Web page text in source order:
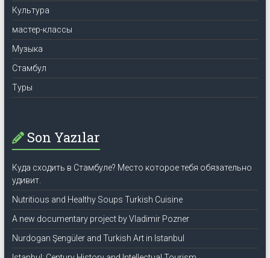
Культура
мастер-классы
Музыка
Стамбул
Туры
Son Yazılar
Куда сходить в Стамбуле? Место которое тебя обязательно
удивит.
Nutritious and Healthy Soups Turkish Cuisine
A new documentary project by Vladimir Pozner
Nurdogan Şengüler and Turkish Art in Istanbul